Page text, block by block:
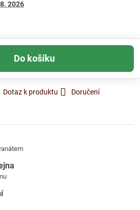
2026
Do košíku
Dotaz k produktu Doručení